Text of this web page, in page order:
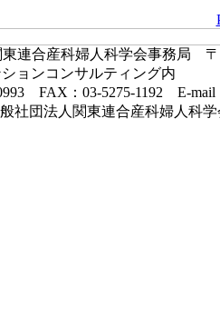
連合産科婦人科学会事務局 〒
ョンコンサルティング内
FAX：03-5275-1192 E-mail
社団法人関東連合産科婦人科